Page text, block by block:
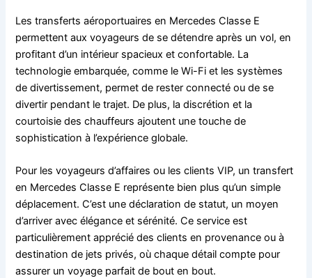
Les transferts aéroportuaires en Mercedes Classe E
permettent aux voyageurs de se détendre après un vol, en
profitant d’un intérieur spacieux et confortable. La
technologie embarquée, comme le Wi-Fi et les systèmes
de divertissement, permet de rester connecté ou de se
divertir pendant le trajet. De plus, la discrétion et la
courtoisie des chauffeurs ajoutent une touche de
sophistication à l’expérience globale.
Pour les voyageurs d’affaires ou les clients VIP, un transfert
en Mercedes Classe E représente bien plus qu’un simple
déplacement. C’est une déclaration de statut, un moyen
d’arriver avec élégance et sérénité. Ce service est
particulièrement apprécié des clients en provenance ou à
destination de jets privés, où chaque détail compte pour
assurer un voyage parfait de bout en bout.